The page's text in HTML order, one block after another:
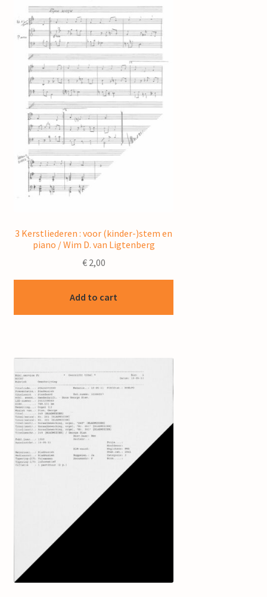
3 Kerstliederen : voor (kinder-)stem en
piano / Wim D. van Ligtenberg
€2,00
Add to cart